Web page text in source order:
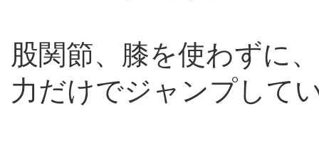
股関節、膝を使わずに
力だけでジャンプして